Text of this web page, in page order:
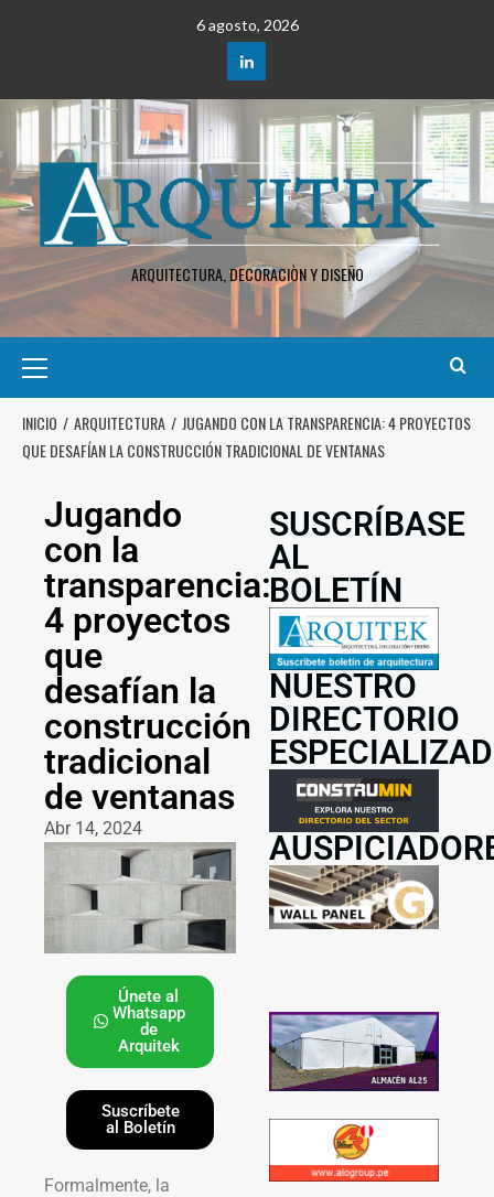
6 agosto, 2026
ARQUITECTURA, DECORACIÒN Y DISEÑO
INICIO ARQUITECTURA
JUGANDO CON LA TRANSPARENCIA: 4 PROYECTOS
QUE DESAFÍAN LA CONSTRUCCIÓN TRADICIONAL DE VENTANAS
Jugando
con la
transparencia:
4 proyectos
que
desafían la
construcción
tradicional
de ventanas
Abr 14, 2024
Únete al
Whatsapp
de
Arquitek
Suscríbete
al Boletín
Formalmente, la
SUSCRÍBASE
AL
BOLETÍN
NUESTRO
DIRECTORIO